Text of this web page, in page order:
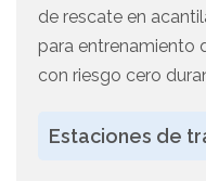
de rescate en
para entrenamiento
con riesgo cero
Estaciones de